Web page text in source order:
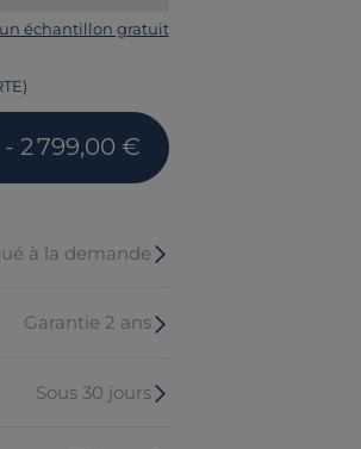
un échantillon gratuit
- 2 799,00 €
à la demande
Garantie 2 ans
Sous 30 jours